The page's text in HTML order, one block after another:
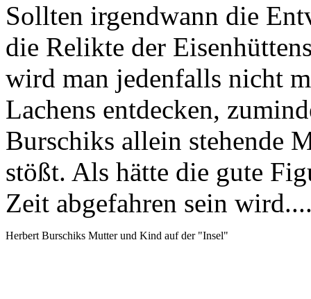
Sollten irgendwann die
die Relikte der
wird man jedenfalls nicht
Lachens entdecken,
Burschiks allein stehende
stößt. Als hätte die gute
Zeit abgefahren sein
Herbert Burschiks Mutter und Kind auf der "Insel"